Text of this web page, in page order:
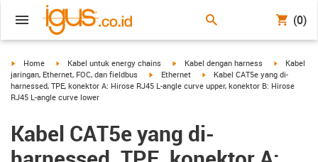
(0)
igus-icon-arrow-right
Home igus-icon-arrow-right
Kabel untuk energy chains igus-icon-arrow-right
Kabel dengan harness igus-icon-
Kabel
jaringan, Ethernet, FOC, dan fieldbus
igus-icon-arrow-right
Ethernet igus-icon-arrow-right
Kabel CAT5e yang di-
harnessed, TPE, konektor A: Hirose RJ45 L-angle curve upper, konektor B: Hirose
RJ45 L-angle curve lower
Kabel CAT5e yang di-